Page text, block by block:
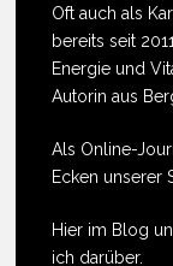
Oft auch als
bereits seit
Energie und
Autorin aus
Als Online-
Ecken unserer
Hier im Blog
ich darüber.